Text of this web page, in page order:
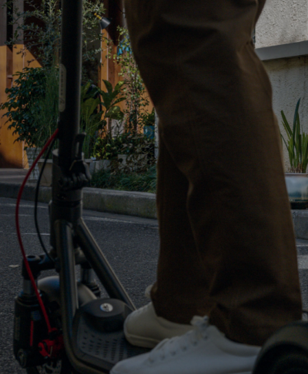
Panta de urcare
Pana la 22%
Puterea emisă
450 W
Putere maxima
900 W
Tractiune (TCS)
Da
Frâne
Frâne